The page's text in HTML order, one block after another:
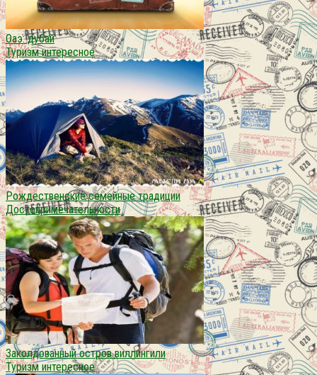
Оаэ: дубай
Туризм интересное
Рождественские семейные традиции
Достопримечательности
Заколдованный остров виллингили
Туризм интересное